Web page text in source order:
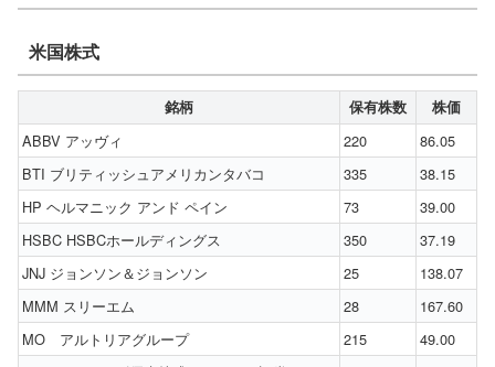
米国株式
銘柄 保有株数 株価
ABBV アッヴィ 220
86.05
BTI ブリティッシュアメリカンタバコ
335
38.15
HP ヘルマニック アンド ペイン
73
39.00
HSBC HSBCホールディングス
350
37.19
JNJ ジョンソン＆ジョンソン
25
138.07
MMM スリーエム
28
167.60
MO アルトリアグループ
215
49.00